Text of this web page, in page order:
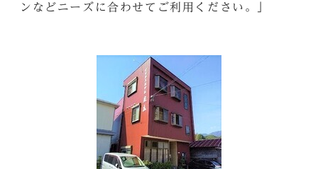
ンなどニーズに合わせてご利用ください。」